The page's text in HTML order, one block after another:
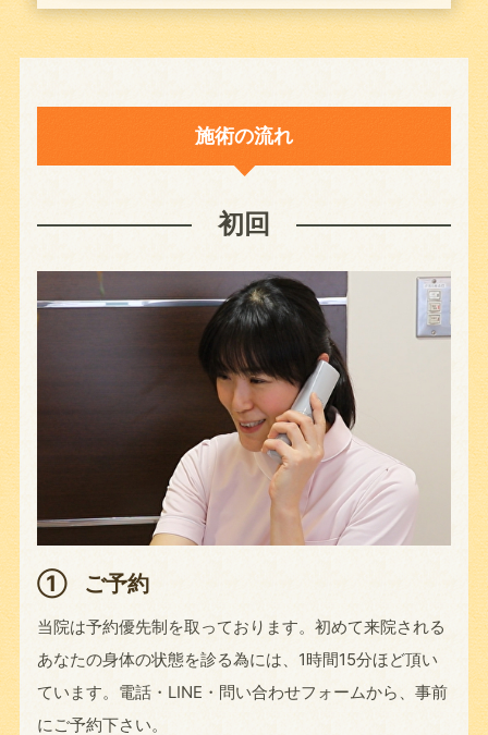
施術の流れ
初回
① ご予約
当院は予約優先制を取っております。初めて来院される
あなたの身体の状態を診る為には、1時間15分ほど頂い
ています。電話・LINE・問い合わせフォームから、事前
にご予約下さい。